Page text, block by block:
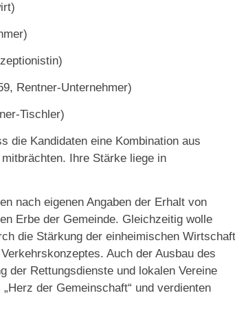
Rentner-Unternehmer)
Tischler)
die Kandidaten eine Kombination aus
Ihre Stärke liege in
nach eigenen Angaben der Erhalt von
Erbe der Gemeinde. Gleichzeitig wolle
die Stärkung der einheimischen Wirtschaft
Auch der Ausbau des
der Rettungsdienste und lokalen Vereine
der Gemeinschaft“ und verdienten